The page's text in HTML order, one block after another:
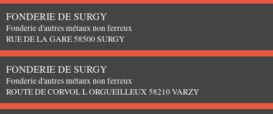
FONDERIE DE SURGY
Fonderie d'autres métaux non ferreux
RUE DE LA GARE 58500 SURGY
FONDERIE DE SURGY
Fonderie d'autres métaux non ferreux
ROUTE DE CORVOL L ORGUEILLEUX 58210 VARZY